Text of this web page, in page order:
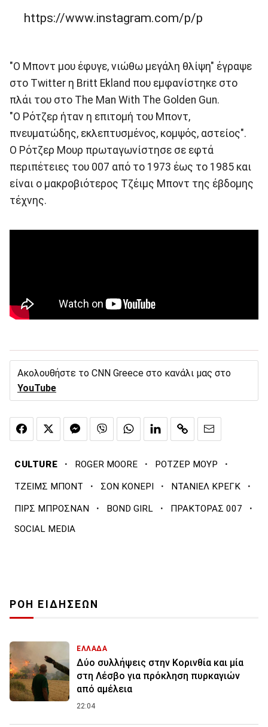
https://www.instagram.com/p/p
"O Μποντ μου έφυγε, νιώθω μεγάλη θλίψη" έγραψε
στο Τwitter η Britt Ekland που εμφανίστηκε στο
πλάι του στο The Man With The Golden Gun.
"Ο Ρότζερ ήταν η επιτομή του Μποντ,
πνευματώδης, εκλεπτυσμένος, κομψός, αστείος".
Ο Ρότζερ Μουρ πρωταγωνίστησε σε εφτά
περιπέτειες του 007 από το 1973 έως το 1985 και
είναι ο μακροβιότερος Τζέιμς Μποντ της έβδομης
τέχνης.
Ακολουθήστε το CNN Greece στο κανάλι μας στο
YouTube
CULTURE · ROGER MOORE · ΡΟΤΖΕΡ ΜΟΥΡ ·
ΤΖΕΙΜΣ ΜΠΟΝΤ · ΣΟΝ ΚΟΝΕΡΙ · ΝΤΑΝΙΕΛ ΚΡΕΓΚ ·
ΠΙΡΣ ΜΠΡΟΣΝΑΝ · BOND GIRL · ΠΡΑΚΤΟΡΑΣ 007 ·
SOCIAL MEDIA
ΡΟΗ ΕΙΔΗΣΕΩΝ
ΕΛΛΑΔΑ
Δύο συλλήψεις στην Κορινθία και μία
στη Λέσβο για πρόκληση πυρκαγιών
από αμέλεια
22:04